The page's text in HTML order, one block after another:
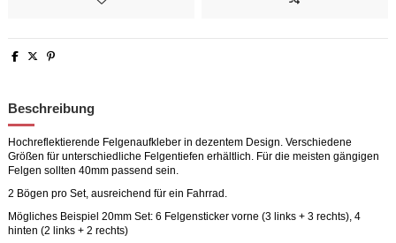
Beschreibung
Hochreflektierende Felgenaufkleber in dezentem Design. Verschiedene
Größen für unterschiedliche Felgentiefen erhältlich. Für die meisten gängigen
Felgen sollten 40mm passend sein.
2 Bögen pro Set, ausreichend für ein Fahrrad.
Mögliches Beispiel 20mm Set: 6 Felgensticker vorne (3 links + 3 rechts), 4
hinten (2 links + 2 rechts)